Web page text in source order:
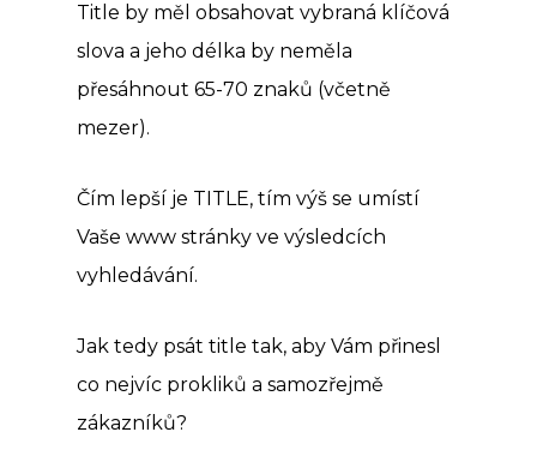
Title by měl obsahovat vybraná klíčová
slova a jeho délka by neměla
přesáhnout 65-70 znaků (včetně
mezer).
Čím lepší je TITLE, tím výš se umístí
Vaše www stránky ve výsledcích
vyhledávání.
Jak tedy psát title tak, aby Vám přinesl
co nejvíc prokliků a samozřejmě
zákazníků?